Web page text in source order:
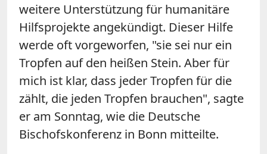
weitere Unterstützung für humanitäre
Hilfsprojekte angekündigt. Dieser Hilfe
werde oft vorgeworfen, "sie sei nur ein
Tropfen auf den heißen Stein. Aber für
mich ist klar, dass jeder Tropfen für die
zählt, die jeden Tropfen brauchen", sagte
er am Sonntag, wie die Deutsche
Bischofskonferenz in Bonn mitteilte.